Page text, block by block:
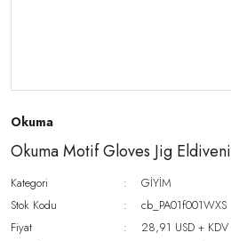
Okuma
Okuma Motif Gloves Jig Eldiveni
Kategori
GİYİM
Stok Kodu
cb_PA01f001WXS
Fiyat
28,91 USD + KDV